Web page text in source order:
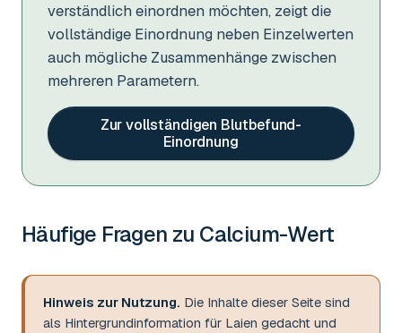
verständlich einordnen möchten, zeigt die
vollständige Einordnung neben Einzelwerten
auch mögliche Zusammenhänge zwischen
mehreren Parametern.
Zur vollständigen Blutbefund-
Einordnung
Häufige Fragen zu Calcium-Wert
Hinweis zur Nutzung. Die Inhalte dieser Seite sind
als Hintergrundinformation für Laien gedacht und